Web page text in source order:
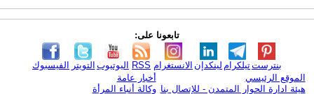
تابعونا على:
الفيسبوك التويتر اليوتيوب RSS الانستغرام لينكدإن تيلكرامبنترست
الموقع الرئيسي
هيئة ادارة الحوار المتمدن - للإتصال بنا
أخبار عامة
وكالة أنباء المرأة